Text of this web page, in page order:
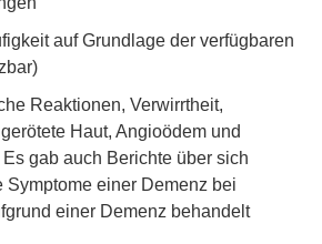
auf Grundlage der verfügbaren
Reaktionen, Verwirrtheit,
Haut, Angioödem und
gab auch Berichte über sich
Symptome einer Demenz bei
einer Demenz behandelt